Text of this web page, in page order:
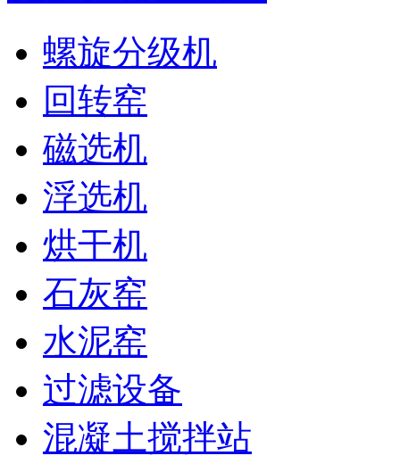
螺旋分级机
回转窑
磁选机
浮选机
烘干机
石灰窑
水泥窑
过滤设备
混凝土搅拌站